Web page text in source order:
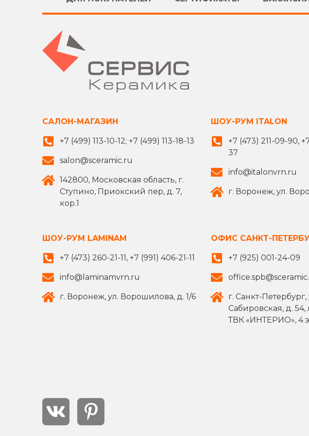
САЛОН-МАГАЗИН
+7 (499) 113-10-12; +7 (499) 113-18-13
salon@sceramic.ru
142800, Московская область, г.
Ступино, Приокский пер, д. 7,
кор.1
ШОУ-РУМ ITALON
+7 (473) 211-09-90,
37
info@italonvrn.ru
г. Воронеж, ул.
ШОУ-РУМ LAMINAM
+7 (473) 260-21-11, +7 (991) 406-21-11
info@laminamvrn.ru
г. Воронеж, ул. Ворошилова, д. 1/6
ОФИС САНКТ-
+7 (925) 001-24-09
г. Санкт-
Сабировская, д. 54,
ТВК «ИНТЕРИО», 4